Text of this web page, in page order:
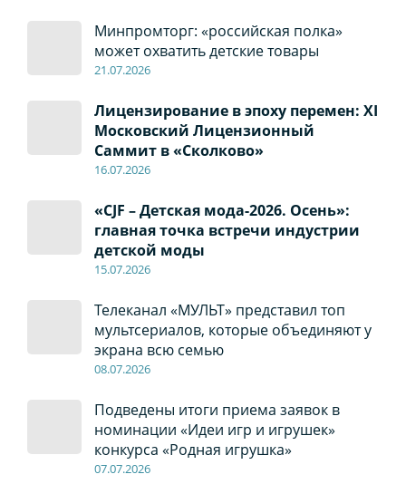
Минпромторг: «российская полка»
может охватить детские товары
21.07.2026
Лицензирование в эпоху перемен: XI
Московский Лицензионный
Саммит в «Сколково»
16.07.2026
«CJF – Детская мода-2026. Осень»:
главная точка встречи индустрии
детской моды
15.07.2026
Телеканал «МУЛЬТ» представил топ
мультсериалов, которые объединяют у
экрана всю семью
08.07.2026
Подведены итоги приема заявок в
номинации «Идеи игр и игрушек»
конкурса «Родная игрушка»
07.07.2026